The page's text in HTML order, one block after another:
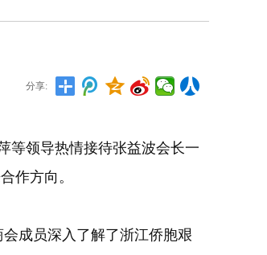
分享:
领导热情接待张益波会长一
作方向。
成员深入了解了浙江侨胞艰